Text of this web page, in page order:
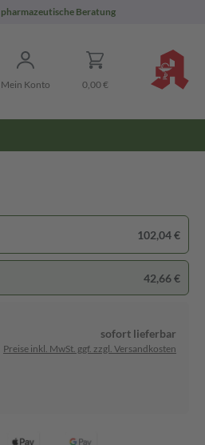
pharmazeutische Beratung
Mein Konto 0,00 €
102,04 €
42,66 €
sofort lieferbar
Preise inkl. MwSt. ggf. zzgl. Versandkosten